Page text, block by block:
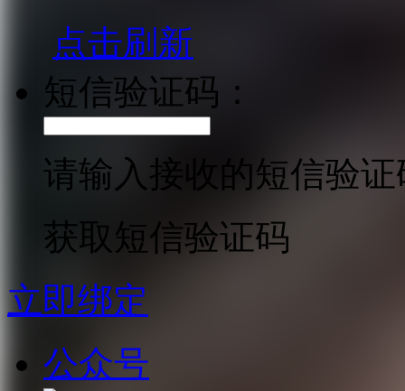
点击刷新
短信验证码：
请输入接收的短信验证
获取短信验证码
立即绑定
公众号